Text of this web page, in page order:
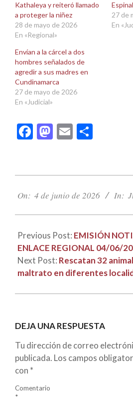
Kathaleya y reiteró llamado
a proteger la niñez
28 de mayo de 2026
En «Regional»
Espinal
27 de
En
Envían a la cárcel a dos
hombres señalados de
agredir a sus madres en
Cundinamarca
27 de mayo de 2026
En «Judicial»
Facebook
Mastodon
Email
06-
On: 4 de junio de 2026 In:
Previous Post: EMISIÓN
ENLACE REGIONAL 04/06/
Next Post: Rescatan 32
maltrato en diferentes
DEJA UNA RESPUESTA
Tu dirección de correo
publicada. Los campos
con *
Comentario